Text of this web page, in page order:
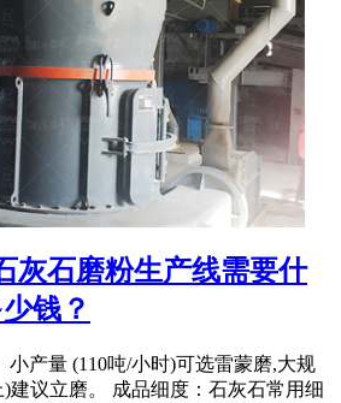
灰石磨粉生产线需要什
钱？
小产量 (110吨/小时)可选雷蒙磨,大规
建议立磨。 成品细度：石灰石常用细